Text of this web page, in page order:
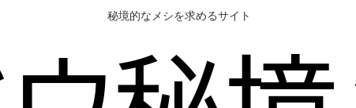
秘境的なメシを求めるサイト